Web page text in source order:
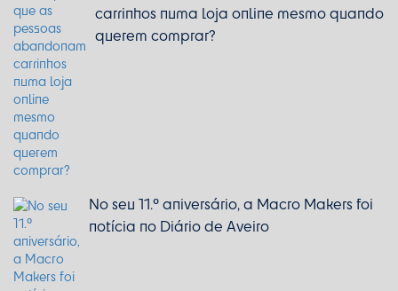
carrinhos numa loja online mesmo quando
querem comprar?
No seu 11.º aniversário, a Macro Makers foi
notícia no Diário de Aveiro